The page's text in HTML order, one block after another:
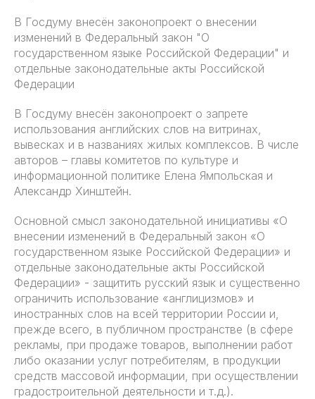
В Госдуму внесён законопроект о внесении
изменений в Федеральный закон "О
государственном языке Российской Федерации" и
отдельные законодательные акты Российской
Федерации
В Госдуму внесён законопроект о запрете
использования английских слов на витринах,
вывесках и в названиях жилых комплексов. В числе
авторов – главы комитетов по культуре и
информационной политике Елена Ямпольская и
Александр Хинштейн.
Основной смысл законодательной инициативы «О
внесении изменений в Федеральный закон «О
государственном языке Российской Федерации» и
отдельные законодательные акты Российской
Федерации» - защитить русский язык и существенно
ограничить использование «англицизмов» и
иностранных слов на всей территории России и,
прежде всего, в публичном пространстве (в сфере
рекламы, при продаже товаров, выполнении работ
либо оказании услуг потребителям, в продукции
средств массовой информации, при осуществлении
градостроительной деятельности и т.д.).